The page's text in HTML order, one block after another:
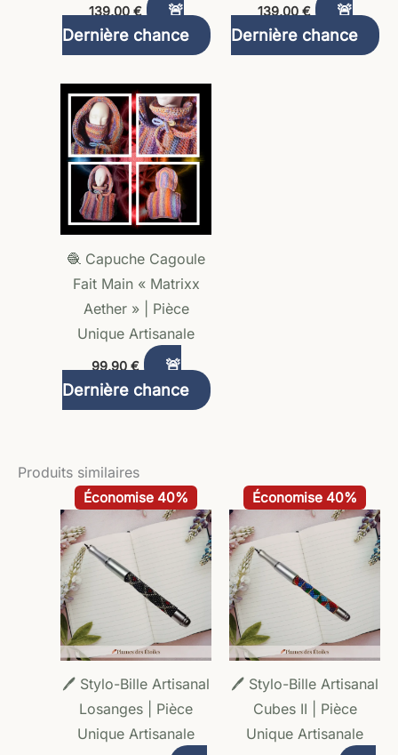
139,00 €
🚨
Dernière chance
139,00 €
🚨
Dernière chance
🧶 Capuche Cagoule
Fait Main « Matrixx
Aether » | Pièce
Unique Artisanale
99,90 €
🚨
Dernière chance
Produits similaires
Économise 40%
🖊️ Stylo-Bille Artisanal
Losanges | Pièce
Unique Artisanale
Le
prix
initial
était :
49,60 €.
Le
prix
actuel
est :
29,90 €.
Économise 40%
🖊️ Stylo-Bille Artisanal
Cubes II | Pièce
Unique Artisanale
Le
prix
initial
était :
49,60 €.
Le
prix
actuel
est :
29,90 €.